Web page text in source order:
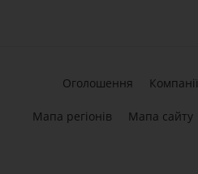
Оголошення Компанії
Мапа регіонів Мапа сайту